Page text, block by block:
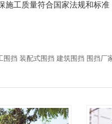
工质量符合国家法规和标
围挡 装配式围挡 建筑围挡 围挡厂